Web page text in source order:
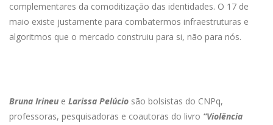
complementares da comoditização das identidades. O 17 de
maio existe justamente para combatermos infraestruturas e
algoritmos que o mercado construiu para si, não para nós.
Bruna Irineu e Larissa Pelúcio são bolsistas do CNPq,
professoras, pesquisadoras e coautoras do livro “Violência